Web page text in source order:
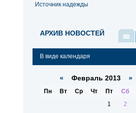
Источник надежды
АРХИВ НОВОСТЕЙ
В виде календаря
« Февраль 2013 »
Пн Вт Ср Чт Пт Сб
1
2